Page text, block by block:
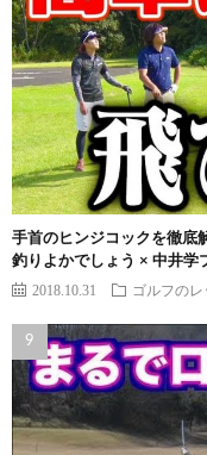
手首のヒンジコックを徹底
釣りよかでしょう × 中井学
2018.10.31 ゴルフの